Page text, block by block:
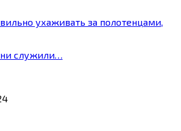
ухаживать за полотенцами,
служили…